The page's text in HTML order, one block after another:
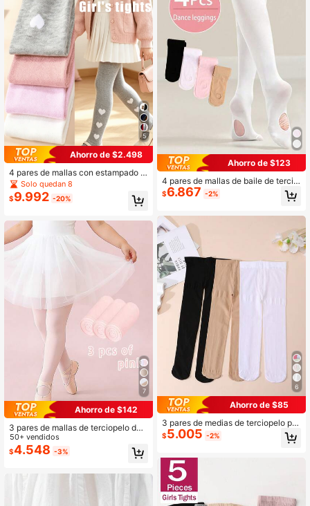
5
Ahorro de $2.498
4 pares de mallas con estampado d
e corazón para niñas, suaves, elásti
cas, amigables con la piel y versátil
es para usar con vestidos
Solo quedan 8
$9.992 -20%
7
Ahorro de $142
3 pares de mallas de terciopelo de
unicolor para niñas bebé, suaves, re
sistentes a los desgarros y con alta
elasticidad
50+ vendidos
$4.548 -3%
Ahorro de $123
4 pares de mallas de baile de tercio
pelo para niñas, tela elástica delgad
a para primavera/verano, calcetine
$6.867 -2%
6
Ahorro de $85
3 pares de medias de terciopelo par
a niñas, medias elásticas de ajuste
ceñido adecuadas para baile
$5.005 -2%